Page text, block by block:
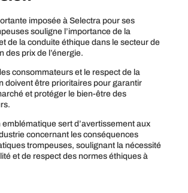
imposée à Selectra pour ses
souligne l’importance de la
de la conduite éthique dans le secteur de
des prix de l’énergie.
consommateurs et le respect de la
doivent être prioritaires pour garantir
et protéger le bien-être des
sert d’avertissement aux
concernant les conséquences
trompeuses, soulignant la nécessité
et de respect des normes éthiques à